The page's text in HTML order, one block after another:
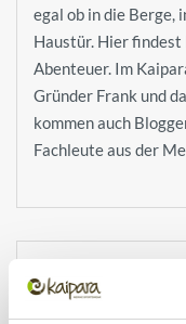
egal ob in die Berge,
Haustür. Hier
Abenteuer. Im
Gründer Frank und
kommen auch
Fachleute aus der